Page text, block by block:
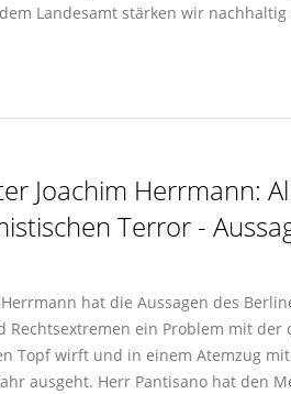
Landesamt stärken wir
Joachim Herrmann:
Terror -
hat die Aussagen des
ein Problem mit
Topf wirft und in einem Atemzug
ausgeht. Herr Pantisano hat den